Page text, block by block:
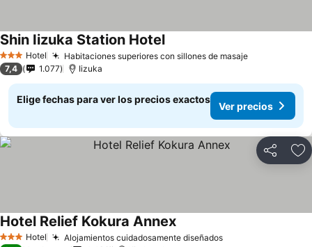
3 Estrellas
Hotel Habitaciones superiores con sillones de masajeVer precios
Shin Iizuka Station HotelVer precios
7,4 1.077 Iizuka
Elige fechas para ver los precios exactos
Ver precios
Compartir
3 Estrellas
Hotel Alojamientos cuidadosamente diseñadosVer precios
Hotel Relief Kokura AnnexVer precios